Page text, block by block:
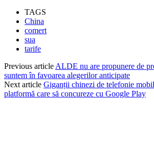
TAGS
China
comert
sua
tarife
Previous articleALDE nu are propunere de
suntem în favoarea alegerilor anticipate
Next article Giganții chinezi de telefonie
platformă care să concureze cu Google Play